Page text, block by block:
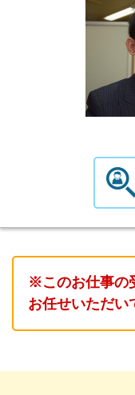
※このお仕事の
お任せいただい